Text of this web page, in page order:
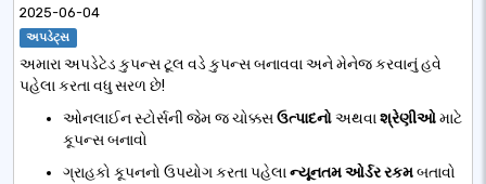
2025-06-04
અપડેટ્સ
અમારા અપડેટેડ કુપન્સ ટૂલ વડે કુપન્સ બનાવવા અને મેનેજ કરવાનું હવે
પહેલા કરતા વધુ સરળ છે!
ઓનલાઈન સ્ટોર્સની જેમ જ ચોક્કસઉત્પાદનોઅથવાશ્રેણીઓમાટે
કૂપન્સ બનાવો
ગ્રાહકો કૂપનનો ઉપયોગ કરતા પહેલાન્યૂનતમ ઓર્ડર રકમબતાવો